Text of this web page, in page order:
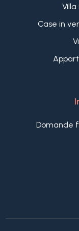
Case in
Domande